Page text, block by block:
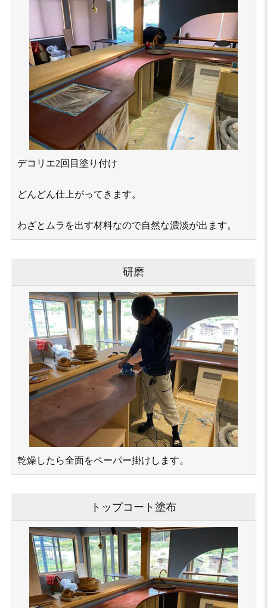
デコリエ2回⽬塗り付け
どんどん仕上がってきます。
わざとムラを出す材料なので自然な濃淡が出ます。
研磨
乾燥したら全面をペーパー掛けします。
トップコート塗布